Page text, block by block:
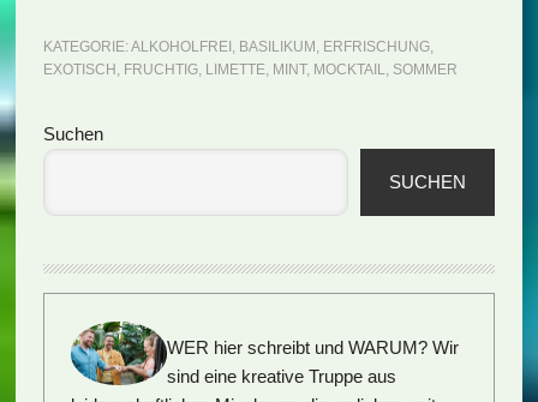
KATEGORIE: ALKOHOLFREI , BASILIKUM , ERFRISCHUNG,
EXOTISCH , FRUCHTIG, LIMETTE, MINT, MOCKTAIL, SOMMER
Seitenspalte
Suchen
SUCHEN
WER hier schreibt und WARUM? Wir
sind eine kreative Truppe aus